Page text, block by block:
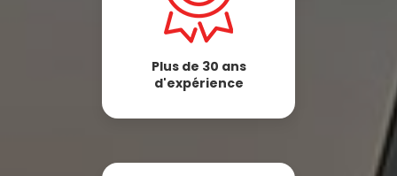
Plus de 30 ans
d'expérience